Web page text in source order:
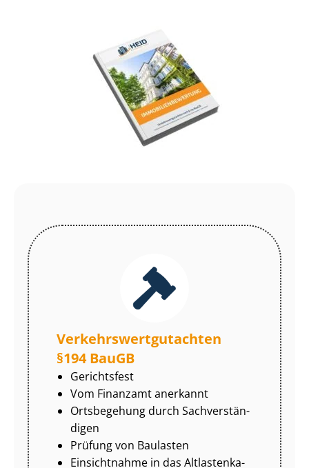
Ver­kehrs­wert­gut­ach­ten
§194 BauGB
Gerichtsfest
Vom Finanzamt anerkannt
Ortsbegehung durch Sach­ver­stän­
di­gen
Prüfung von Baulasten
Einsichtnahme in das Alt­las­ten­ka­